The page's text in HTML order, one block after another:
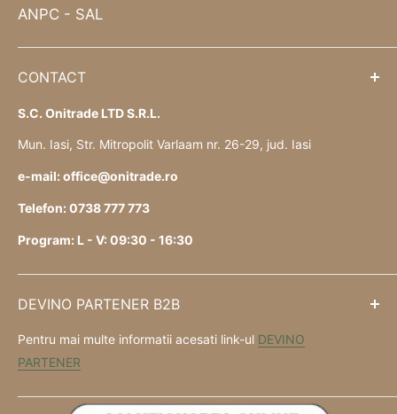
ANPC - SAL
CONTACT
S.C. Onitrade LTD S.R.L.
Mun. Iasi, Str. Mitropolit Varlaam nr. 26-29, jud. Iasi
e-mail: office@onitrade.ro
Telefon: 0738 777 773
Program: L - V: 09:30 - 16:30
DEVINO PARTENER B2B
Pentru mai multe informatii acesati link-ul DEVINO
PARTENER